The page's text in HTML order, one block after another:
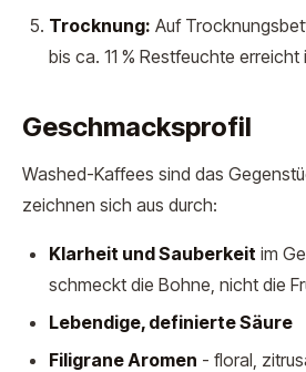
Trocknung: Auf
bis ca. 11 % Restfeuchte erreicht
Geschmacksprofil
Washed-Kaffees sind das
zeichnen sich aus durch:
Klarheit und Sauberkeit im
schmeckt die Bohne, nicht die
Lebendige, definierte Säure
Filigrane Aromen - floral,